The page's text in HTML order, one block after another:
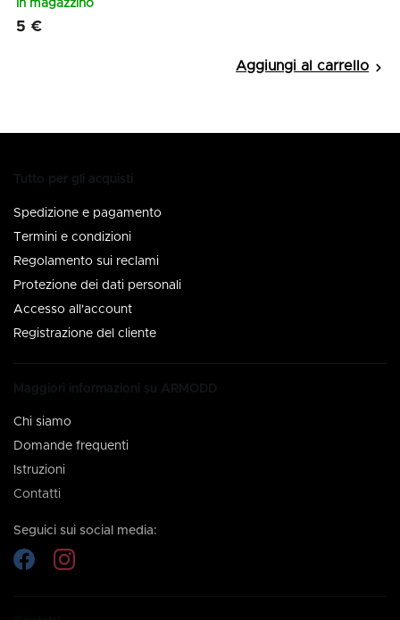
In magazzino
5 €
Tutto per gli acquisti
Spedizione e pagamento
Termini e condizioni
Regolamento sui reclami
Protezione dei dati personali
Accesso all'account
Registrazione del cliente
Maggiori informazioni su ARMODD
Chi siamo
Domande frequenti
Istruzioni
Contatti
Seguici sui social media: